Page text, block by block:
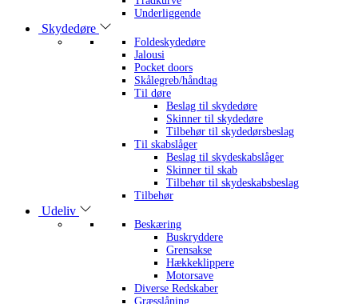
Underliggende
Skydedøre
Foldeskydedøre
Jalousi
Pocket doors
Skålegreb/håndtag
Til døre
Beslag til skydedøre
Skinner til skydedøre
Tilbehør til skydedørsbeslag
Til skabslåger
Beslag til skydeskabslåger
Skinner til skab
Tilbehør til skydeskabsbeslag
Tilbehør
Udeliv
Beskæring
Buskryddere
Grensakse
Hækkeklippere
Motorsave
Diverse Redskaber
Græsslåning